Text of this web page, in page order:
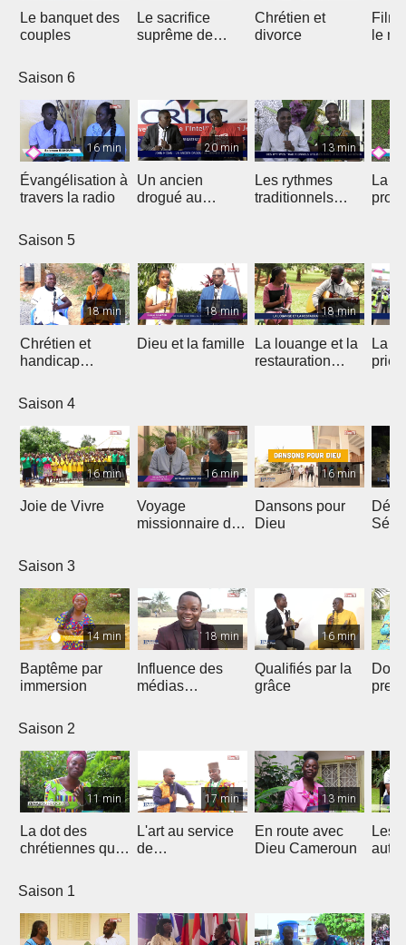
Le banquet des
couples
Le sacrifice
suprême de
Chrétien et
divorce
Film
le
Saison 6
16 min
Évangélisation à
travers la radio
20 min
Un ancien
drogué au
13 min
Les rythmes
traditionnels
La
Saison 5
18 min
Chrétien et
handicap
18 min
Dieu et la famille
18 min
La louange et la
restauration
La
Saison 4
16 min
Joie de Vivre
16 min
Voyage
missionnaire de
16 min
Dansons pour
Dieu
Saison 3
14 min
Baptême par
immersion
18 min
Influence des
médias
16 min
Qualifiés par la
grâce
Saison 2
11 min
La dot des
chrétiennes qui
17 min
L'art au service
de
13 min
En route avec
Dieu Cameroun
Les
Saison 1